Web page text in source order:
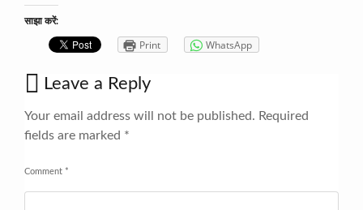
साझा करें:
Print WhatsApp
Leave a Reply
Your email address will not be published. Required
fields are marked *
Comment *